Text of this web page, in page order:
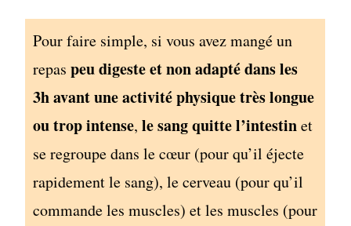
Pour faire simple, si vous avez mangé un
repaspeu digeste et non adapté dans les
3h avant une activité physique très longue
ou trop intense, le sang quitte l’intestinet
se regroupe dans le cœur (pour qu’il éjecte
rapidement le sang), le cerveau (pour qu’il
commande les muscles) et les muscles (pour